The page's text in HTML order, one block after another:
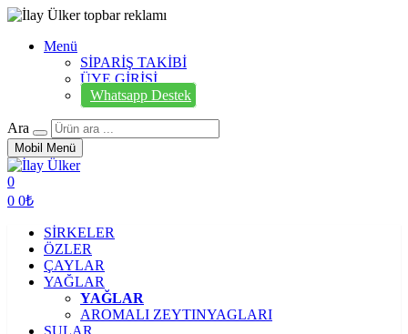
Menü
SİPARİŞ TAKİBİ
ÜYE GİRİŞİ
Whatsapp Destek
Ara
Mobil Menü
0
0 0₺
SİRKELER
ÖZLER
ÇAYLAR
YAĞLAR
YAĞLAR
AROMALI ZEYTINYAGLARI
SULAR